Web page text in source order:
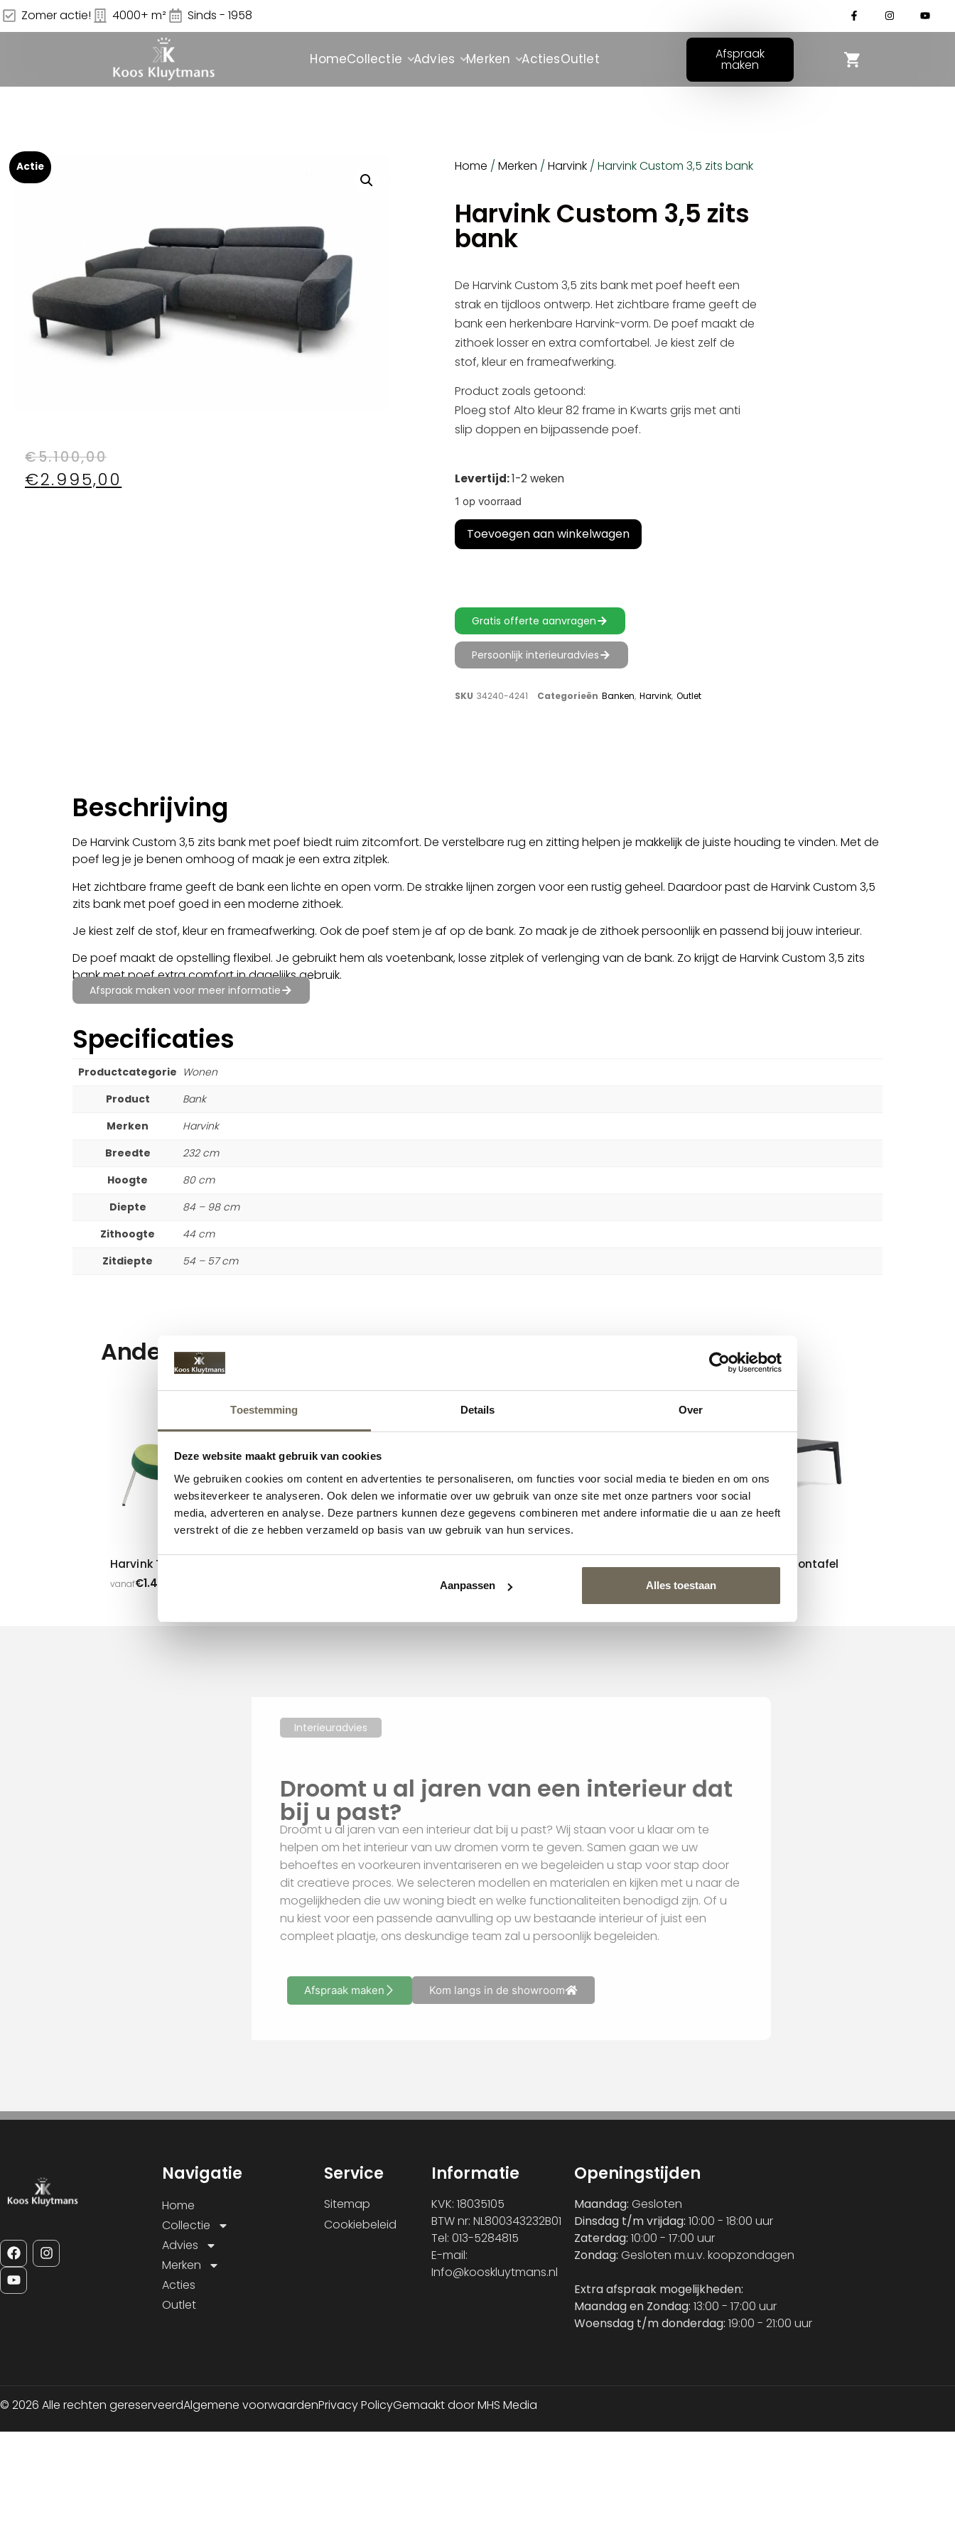
Toestemming Details Over
Deze website maakt gebruik van cookies
We gebruiken cookies om content en advertenties te personaliseren, om functies voor social media te bieden en om ons
websiteverkeer te analyseren. Ook delen we informatie over uw gebruik van onze site met onze partners voor social
media, adverteren en analyse. Deze partners kunnen deze gegevens combineren met andere informatie die u aan ze heeft
verstrekt of die ze hebben verzameld op basis van uw gebruik van hun services.
Aanpassen Alles toestaan
Zomer actie! 4000+ m² Sinds - 1958
HomeCollectie Advies Merken ActiesOutlet Afspraak
maken
Actie
€5.100,00
€2.995,00
Home / Merken / Harvink / Harvink Custom 3,5 zits bank
Harvink Custom 3,5 zits
bank
De Harvink Custom 3,5 zits bank met poef heeft een
strak en tijdloos ontwerp. Het zichtbare frame geeft de
bank een herkenbare Harvink-vorm. De poef maakt de
zithoek losser en extra comfortabel. Je kiest zelf de
stof, kleur en frameafwerking.
Product zoals getoond:
Ploeg stof Alto kleur 82 frame in Kwarts grijs met anti
slip doppen en bijpassende poef.
Levertijd:1-2 weken
1 op voorraad
Toevoegen aan winkelwagen
Gratis offerte aanvragen
Persoonlijk interieuradvies
SKU 34240-4241 Categorieën Banken, Harvink, Outlet
Beschrijving
De Harvink Custom 3,5 zits bank met poef biedt ruim zitcomfort. De verstelbare rug en zitting helpen je makkelijk de juiste houding te vinden. Met de
poef leg je je benen omhoog of maak je een extra zitplek.
Het zichtbare frame geeft de bank een lichte en open vorm. De strakke lijnen zorgen voor een rustig geheel. Daardoor past de Harvink Custom 3,5
zits bank met poef goed in een moderne zithoek.
Je kiest zelf de stof, kleur en frameafwerking. Ook de poef stem je af op de bank. Zo maak je de zithoek persoonlijk en passend bij jouw interieur.
De poef maakt de opstelling flexibel. Je gebruikt hem als voetenbank, losse zitplek of verlenging van de bank. Zo krijgt de Harvink Custom 3,5 zits
bank met poef extra comfort in dagelijks gebruik.
Afspraak maken voor meer informatie
Specificaties
Productcategorie Wonen
Product
Bank
Merken
Harvink
Breedte
232 cm
Hoogte
80 cm
Diepte
84 – 98 cm
Zithoogte
44 cm
Zitdiepte
54 – 57 cm
Andere suggesties…
Harvink Tipi
vanaf€1.430,00
Harvink Blazoen
vanaf
Harvink Splinter salontafel
vanaf€
Interieuradvies
Droomt u al jaren van een interieur dat
bij u past?
Droomt u al jaren van een interieur dat bij u past? Wij staan voor u klaar om te
helpen om het interieur van uw dromen vorm te geven. Samen gaan we uw
behoeftes en voorkeuren inventariseren en we begeleiden u stap voor stap door
dit creatieve proces. We selecteren modellen en materialen en kijken met u naar de
mogelijkheden die uw woning biedt en welke functionaliteiten benodigd zijn. Of u
nu kiest voor een passende aanvulling op uw bestaande interieur of juist een
compleet plaatje, ons deskundige team zal u persoonlijk begeleiden.
Afspraak maken Kom langs in de showroom
Navigatie
Home
Collectie
Advies
Merken
Acties
Outlet
Service
Sitemap
Cookiebeleid
Informatie
KVK: 18035105
BTW nr: NL800343232B01
Tel: 013-5284815
E-mail:
Info@kooskluytmans.nl
Openingstijden
Maandag: Gesloten
Dinsdag t/m vrijdag: 10:00 - 18:00 uur
Zaterdag: 10:00 - 17:00 uur
Zondag: Gesloten m.u.v. koopzondagen
Extra afspraak mogelijkheden:
Maandag en Zondag: 13:00 - 17:00 uur
Woensdag t/m donderdag: 19:00 - 21:00 uur
© 2026 Alle rechten gereserveerdAlgemene voorwaardenPrivacy PolicyGemaakt door MHS Media